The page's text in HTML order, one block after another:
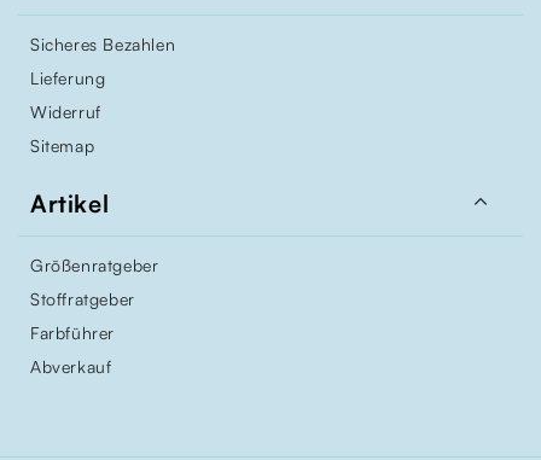
Sicheres Bezahlen
Lieferung
Widerruf
Sitemap
Artikel 
Größenratgeber
Stoffratgeber
Farbführer
Abverkauf